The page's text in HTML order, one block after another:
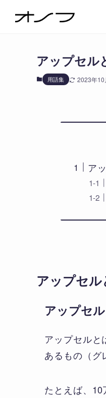
アップセル
用語集 2023年10
ア
アップセル
アップセ
アップセルと
あるもの（グ
たとえば、